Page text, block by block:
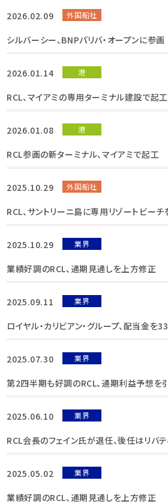
2026.02.09 外国船社
シルバーシー、BNPパリバ・オープンに参画
2026.01.14 港
RCL、マイアミの専用ターミナル建設で起
2026.01.08 港
RCL参画の新ターミナル、マイアミで起工
2025.10.29 外国船社
RCL、サントリーニ島に専用リゾートビー
2025.10.29 業界
業績好調のRCL、通期見通しを上方修正
2025.09.11 業界
ロイヤル・カリビアン・グループ、配当金を
2025.07.30 業界
第2四半期も好調のRCL、通期利益予想を
2025.06.10 業界
RCL会長のフェイン氏が退任、後任はリバ
2025.05.02 業界
業績好調のRCL、通期見通しを上方修正